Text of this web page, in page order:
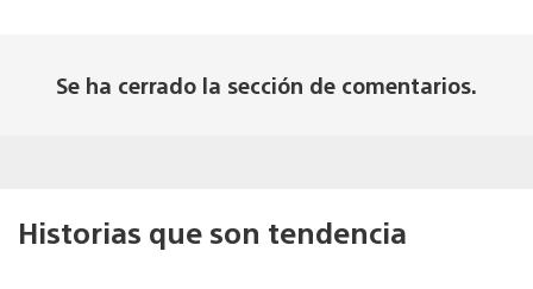
Se ha cerrado la sección de comentarios.
Historias que son tendencia